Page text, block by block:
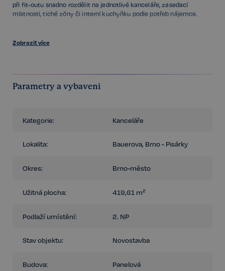
při fit-outu snadno rozdělit na jednotlivé kanceláře, zasedací
místnosti, tiché zóny či interní kuchyňku podle potřeb nájemce.
parku – sdílené zasedací místnosti, kuchyňky, neformální zóny,
výstaviště a městského okruhu, s přímým napojením na dálnici D1 a
Zobrazit více
Parametry a vybavení
Kategorie: Kanceláře
Lokalita: Bauerova, Brno - Pisárky
Okres: Brno-město
Užitná plocha: 419,61 m²
Podlaží umístění: 2. NP
Stav objektu: Novostavba
Budova: Panelová